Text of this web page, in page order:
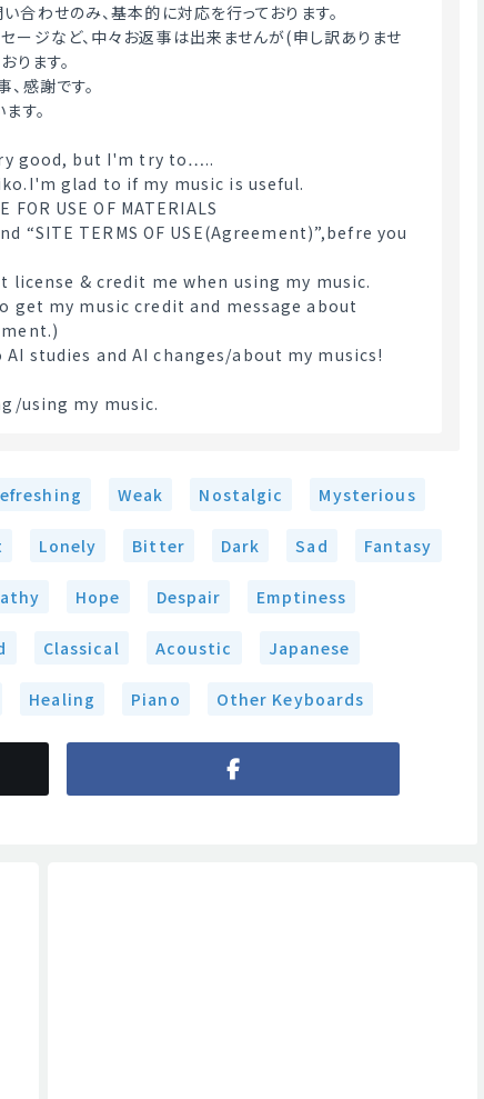
合わせのみ、基本的に対応を行っております。
ージなど、中々お返事は出来ませんが(申し訳ありませ
ります。
感謝です。
す。
good, but I'm try to…..
glad to if my music is useful.
FOR USE OF MATERIALS
“SITE TERMS OF USE(Agreement)”,befre you
license & credit me when using my music.
get my music credit and message about
studies and AI changes/about my musics!
using my music.
Weak Nostalgic Mysterious
Lonely Bitter Dark Sad Fantasy
Hope Despair Emptiness
Classical Acoustic Japanese
Healing Piano Other Keyboards